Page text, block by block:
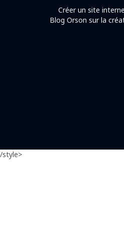
Créer un site
Blog Orson sur la
/style>